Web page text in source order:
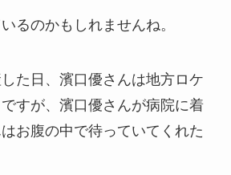
るのかもしれませんね。
た日、濱口優さんは地方ロケ
すが、濱口優さんが病院に着
お腹の中で待っていてくれた